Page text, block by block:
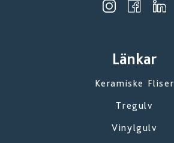
Länkar
Keramiske Fliser
Tregulv
Vinylgulv